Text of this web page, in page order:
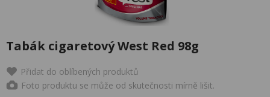
Tabák cigaretový West Red 98g
Přidat do oblíbených produktů
Foto produktu se může od skutečnosti mírně lišit.